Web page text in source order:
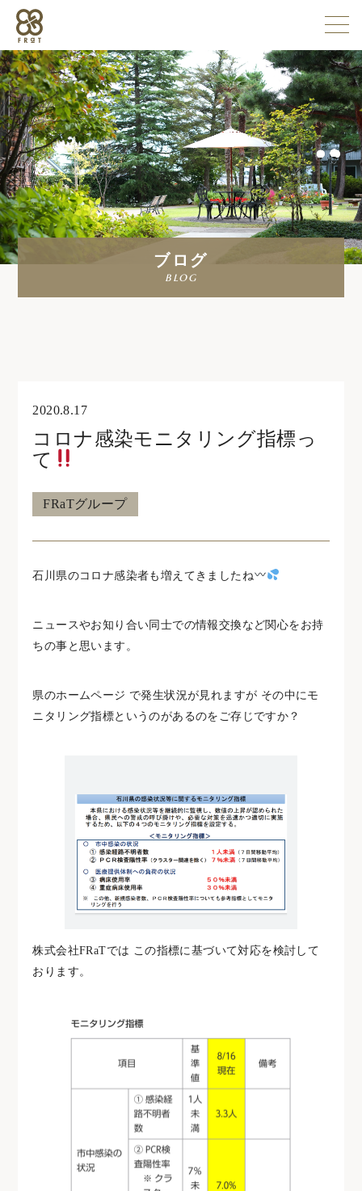
施設情報
企業情報
採用情報
よくある質問
住宅型有料老人ホームウェリナ
0761-47-7215
住宅型有料老人ホームNOA
0761-46-5633
ブログ
blog
2020.8.17
コロナ感染モニタリング指標っ
て
FRaTグループ
石川県のコロナ感染者も増えてきましたね
ニュースやお知り合い同士での情報交換など関心をお持
ちの事と思います。
県のホームページ で発生状況が見れますが その中にモ
ニタリング指標というのがあるのをご存じですか？
株式会社FRaTでは この指標に基づいて対応を検討して
おります。